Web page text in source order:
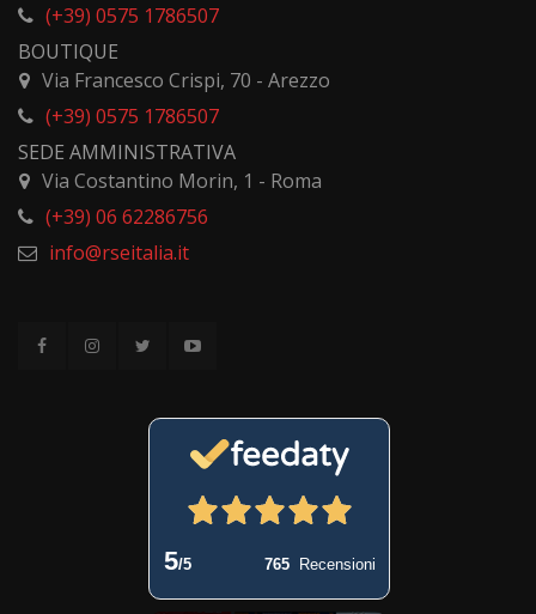
(+39) 0575 1786507
BOUTIQUE
Via Francesco Crispi, 70 - Arezzo
(+39) 0575 1786507
SEDE AMMINISTRATIVA
Via Costantino Morin, 1 - Roma
(+39) 06 62286756
info@rseitalia.it
5/5 765 Recensioni